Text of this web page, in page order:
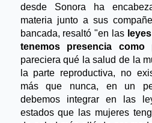
desde Sonora ha
materia junto a sus
bancada, resaltó "en las leyes
pareciera qué la salud de la
la parte reproductiva, no
más que nunca, en un
debemos integrar en las
estados que las mujeres